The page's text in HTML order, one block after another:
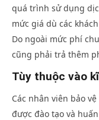
quá trình sử dụng
mức giá dù các
Do ngoài mức phí
cũng phải trả thêm
Tùy thuộc vào
Các nhân viên bảo
được đào tạo và